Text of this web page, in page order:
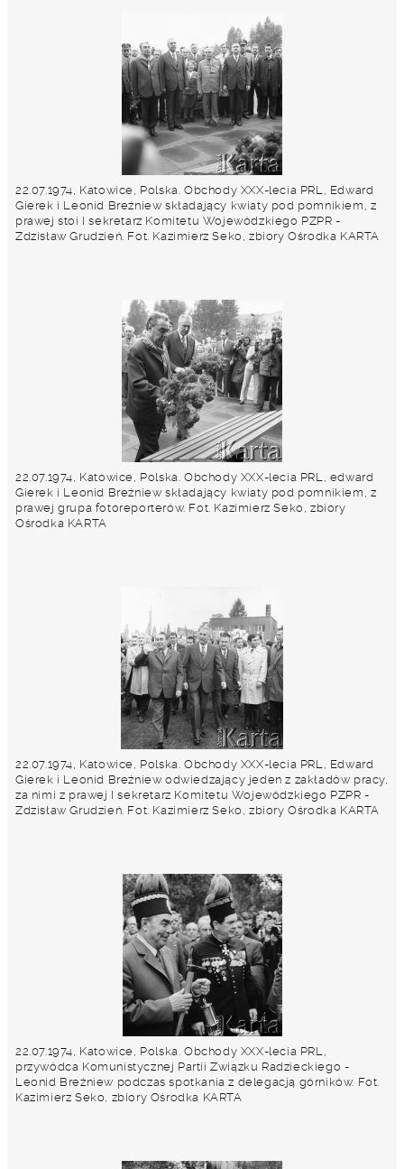
22.07.1974, Katowice, Polska. Obchody XXX-lecia PRL, Edward
Gierek i Leonid Breżniew składający kwiaty pod pomnikiem, z
prawej stoi I sekretarz Komitetu Wojewódzkiego PZPR -
Zdzisław Grudzień. Fot. Kazimierz Seko, zbiory Ośrodka KARTA
22.07.1974, Katowice, Polska. Obchody XXX-lecia PRL, edward
Gierek i Leonid Breżniew składający kwiaty pod pomnikiem, z
prawej grupa fotoreporterów. Fot. Kazimierz Seko, zbiory
Ośrodka KARTA
22.07.1974, Katowice, Polska. Obchody XXX-lecia PRL, Edward
Gierek i Leonid Breżniew odwiedzający jeden z zakładów pracy,
za nimi z prawej I sekretarz Komitetu Wojewódzkiego PZPR -
Zdzisław Grudzień. Fot. Kazimierz Seko, zbiory Ośrodka KARTA
22.07.1974, Katowice, Polska. Obchody XXX-lecia PRL,
przywódca Komunistycznej Partii Związku Radzieckiego -
Leonid Breżniew podczas spotkania z delegacją górników. Fot.
Kazimierz Seko, zbiory Ośrodka KARTA